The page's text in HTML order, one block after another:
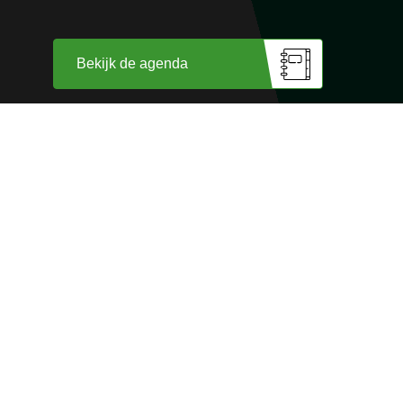
Bekijk de agenda